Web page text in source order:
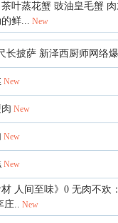
茶叶蒸花蟹 豉油皇毛蟹
鲜... New
长披萨 新泽西厨师网络
New
New
New
New
材 人间至味》0 无肉不
庄.. New